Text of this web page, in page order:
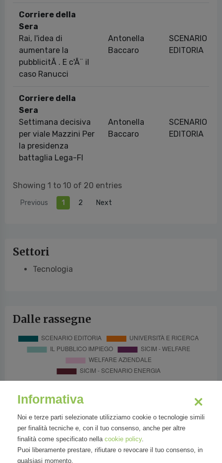
Corriere della
Sera
Rai, l'idea di
aumentare la
pubblicitÃ . E c'Ã¨ il
caso Ranucci
Antonella
Baccaro
SCENARIO
EDITORIA
Corriere della
Sera
Settimana decisiva
per viale Mazzini Per
la presidenza
battaglia Lega-FI
Antonella
Baccaro
SCENARIO
EDITORIA
Showing 1 to 10 of 20 entries
Previous 1 2 Next
Settori
Tecnologia
Dalle rassegne
Informativa
Noi e terze parti selezionate utilizziamo cookie o tecnologie simili
per finalità tecniche e, con il tuo consenso, anche per altre
finalità come specificato nella cookie policy.
Puoi liberamente prestare, rifiutare o revocare il tuo consenso, in
qualsiasi momento.